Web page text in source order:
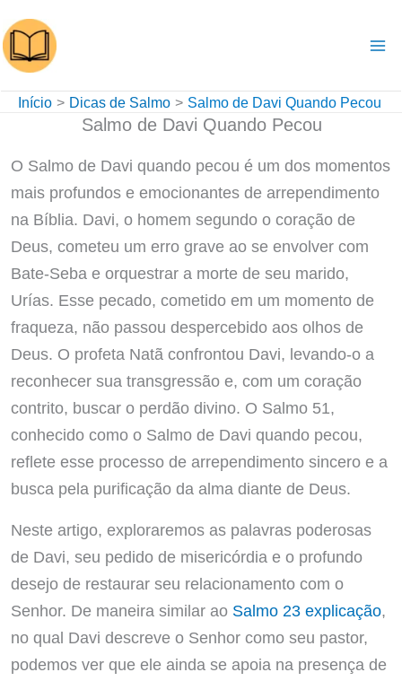
para
o
conteúdo
Início Dicas de Salmo Salmo de Davi Quando Pecou
Salmo de Davi Quando Pecou
O Salmo de Davi quando pecou é um dos momentos
mais profundos e emocionantes de arrependimento
na Bíblia. Davi, o homem segundo o coração de
Deus, cometeu um erro grave ao se envolver com
Bate-Seba e orquestrar a morte de seu marido,
Urías. Esse pecado, cometido em um momento de
fraqueza, não passou despercebido aos olhos de
Deus. O profeta Natã confrontou Davi, levando-o a
reconhecer sua transgressão e, com um coração
contrito, buscar o perdão divino. O Salmo 51,
conhecido como o Salmo de Davi quando pecou,
reflete esse processo de arrependimento sincero e a
busca pela purificação da alma diante de Deus.
Neste artigo, exploraremos as palavras poderosas
de Davi, seu pedido de misericórdia e o profundo
desejo de restaurar seu relacionamento com o
Senhor. De maneira similar ao Salmo 23 explicação,
no qual Davi descreve o Senhor como seu pastor,
podemos ver que ele ainda se apoia na presença de